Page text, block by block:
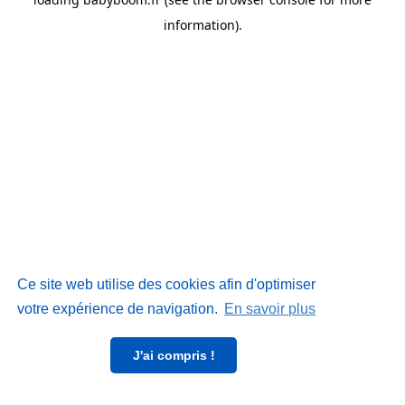
Ce site web utilise des cookies afin d'optimiser
votre expérience de navigation. En savoir plus
J'ai compris !
information).